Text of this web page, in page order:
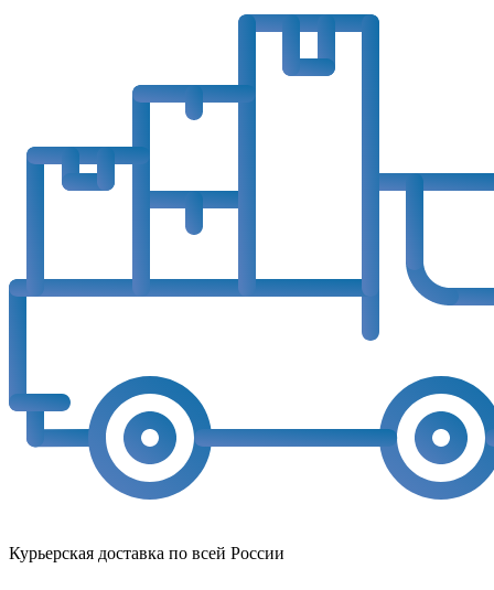
Курьерская доставка по всей России